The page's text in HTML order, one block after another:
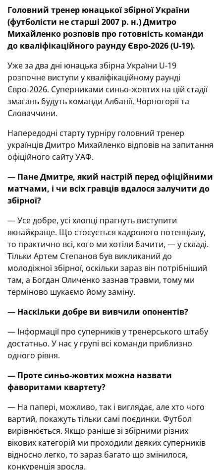
Головний тренер юнацької збірної України
(футболісти не старші 2007 р. н.) Дмитро
Михайленко розповів про готовність команди
до кваліфікаційного раунду Євро-2026 (U-19).
Уже за два дні юнацька збірна України U-19
розпочне виступи у кваліфікаційному раунді
Євро-2026. Суперниками синьо-жовтих на цій стадії
змагань будуть команди Албанії, Чорногорії та
Словаччини.
Напередодні старту турніру головний тренер
українців Дмитро Михайленко відповів на запитання
офіційного сайту УАФ.
— Пане Дмитре, який настрій перед офіційними
матчами, і чи всіх гравців вдалося залучити до
збірної?
— Усе добре, усі хлопці прагнуть виступити
якнайкраще. Що стосується кадрового потенціалу,
то практично всі, кого ми хотіли бачити, — у складі.
Тільки Артем Степанов був викликаний до
молодіжної збірної, оскільки зараз він потрібніший
там, а Богдан Оличенко зазнав травми, тому ми
терміново шукаємо йому заміну.
— Наскільки добре ви вивчили опонентів?
— Інформації про суперників у тренерського штабу
достатньо. У нас у групі всі команди приблизно
одного рівня.
— Проте синьо-жовтих можна назвати
фаворитами квартету?
— На папері, можливо, так і виглядає, але хто чого
вартий, покажуть тільки самі поєдинки. Футбол
вирівнюється. Якщо раніше зі збірними різних
вікових категорій ми проходили деяких суперників
відносно легко, то зараз багато що змінилося,
конкуренція зросла.